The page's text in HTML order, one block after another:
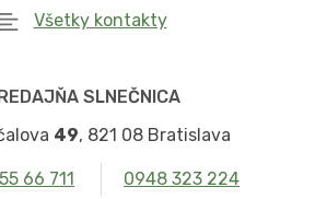
Všetky kontakty
SLNEČNICA
49, 821 08 Bratislava
66 711 0948 323 224